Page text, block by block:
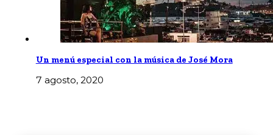
Un menú especial con la música de José Mora
7 agosto, 2020